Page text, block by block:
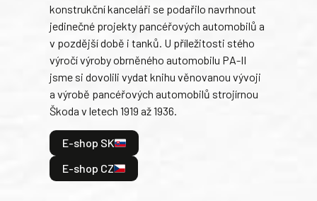
konstrukční kanceláři se podařilo navrhnout
jedinečné projekty pancéřových automobilů a
v pozdější době i tanků. U příležitosti stého
výročí výroby obrněného automobilu PA-II
jsme si dovolili vydat knihu věnovanou vývoji
a výrobě pancéřových automobilů strojírnou
Škoda v letech 1919 až 1936.
E-shop SK
E-shop CZ